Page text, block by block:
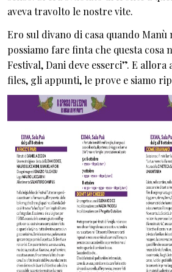
aveva travolto le nostre vite.
Ero sul divano di casa quando Manù
possiamo fare finta che questa cosa
Festival, Dani deve esserci”. E allora
files, gli appunti, le prove e siamo